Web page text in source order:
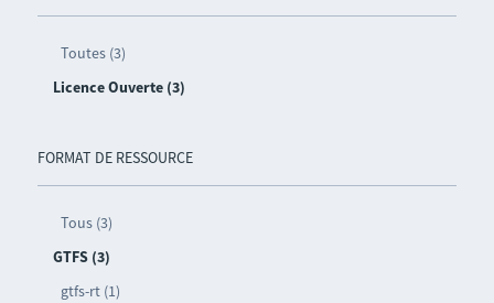
Toutes (3)
Licence Ouverte (3)
FORMAT DE RESSOURCE
Tous (3)
GTFS (3)
gtfs-rt (1)